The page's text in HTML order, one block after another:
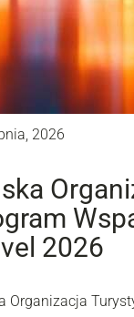
2026
2026
Organizacja